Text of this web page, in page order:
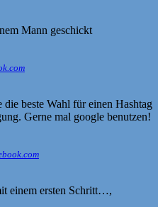
Mann geschickt
die beste Wahl für einen Hashtag
Gerne mal google benutzen!
einem ersten Schritt…,